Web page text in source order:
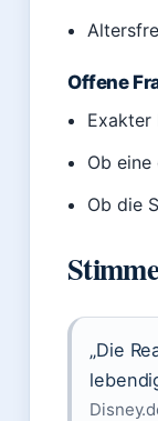
Offene
Exakter
Ob
Ob die
„Die